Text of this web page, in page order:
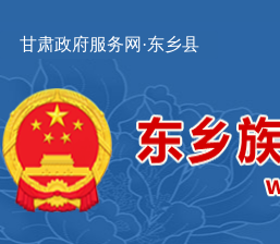
甘肃政府服务网·东乡县